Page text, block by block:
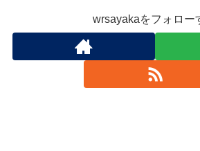
wrsayakaをフォロー